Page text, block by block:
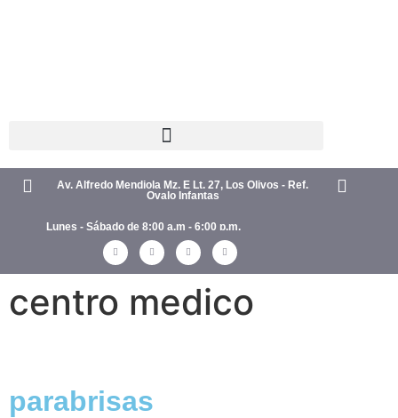
Av. Alfredo Mendiola Mz. E Lt. 27, Los Olivos - Ref.
Ovalo Infantas
Lunes - Sábado de 8:00 a.m - 6:00 p.m.
centro medico
parabrisas